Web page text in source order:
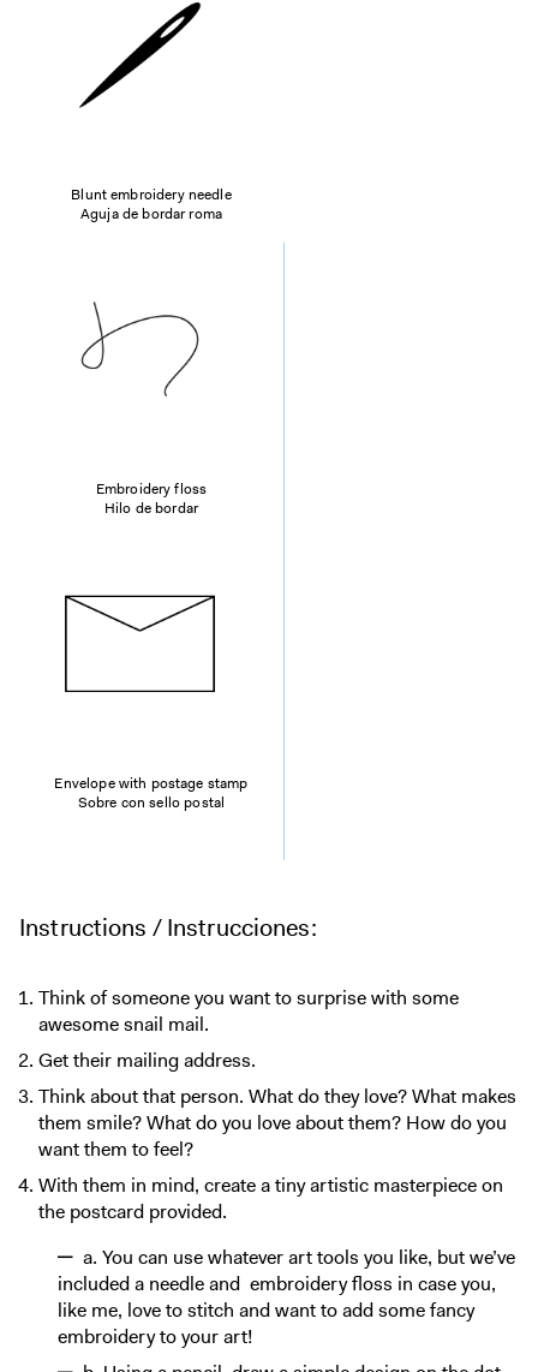
Blunt embroidery needle
Aguja de bordar roma
Embroidery floss
Hilo de bordar
Envelope with postage stamp
Sobre con sello postal
Instructions / Instrucciones:
Think of someone you want to surprise with some
awesome snail mail.
Get their mailing address.
Think about that person. What do they love? What makes
them smile? What do you love about them? How do you
want them to feel?
With them in mind, create a tiny artistic masterpiece on
the postcard provided.
a. You can use whatever art tools you like, but we’ve
included a needle and embroidery floss in case you,
like me, love to stitch and want to add some fancy
embroidery to your art!